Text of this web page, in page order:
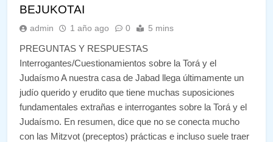
BEJUKOTAI
admin 1 año ago 0 5 mins
PREGUNTAS Y RESPUESTAS
Interrogantes/Cuestionamientos sobre la Torá y el
Judaísmo A nuestra casa de Jabad llega últimamente un
judío querido y erudito que tiene muchas suposiciones
fundamentales extrañas e interrogantes sobre la Torá y el
Judaísmo. En resumen, dice que no se conecta mucho
con las Mitzvot (preceptos) prácticas e incluso suele traer